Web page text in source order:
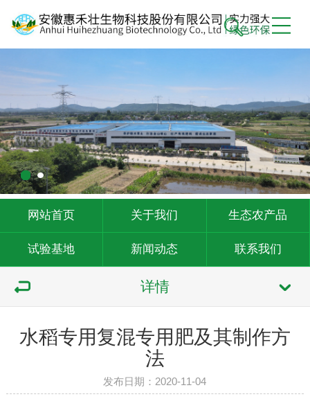
网站首页 关于我们 生态农产品
试验基地 新闻动态 联系我们
详情
水稻专用复混专用肥及其制作方
法
发布日期：2020-11-04